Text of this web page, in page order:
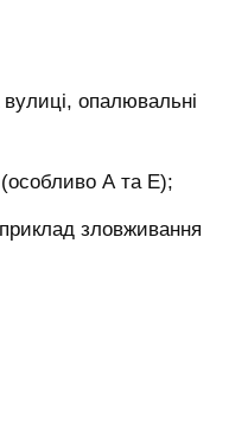
опалювальні
(особливо А та Е);
зловживання